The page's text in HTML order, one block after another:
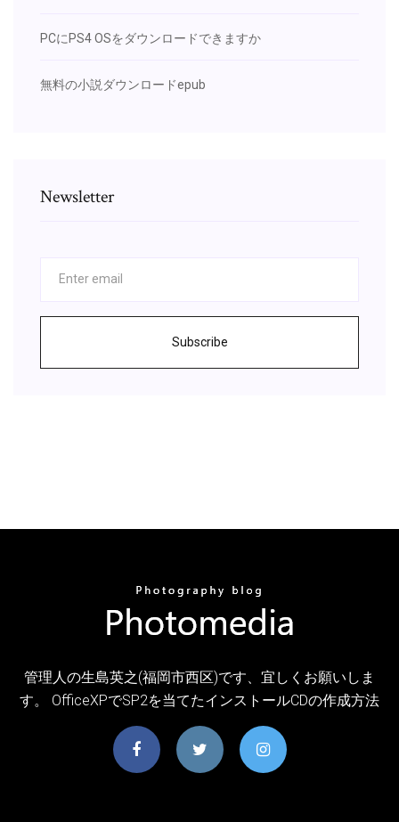
PCにPS4 OSをダウンロードできますか
無料の小説ダウンロードepub
Newsletter
Subscribe
管理人の生島英之(福岡市西区)です、宜しくお願いしま
す。 OfficeXPでSP2を当てたインストールCDの作成方法